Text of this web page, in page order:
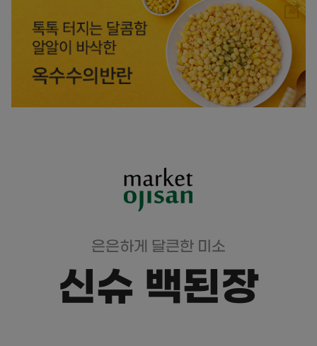
은은하게 달큰한 미소
신슈 백된장